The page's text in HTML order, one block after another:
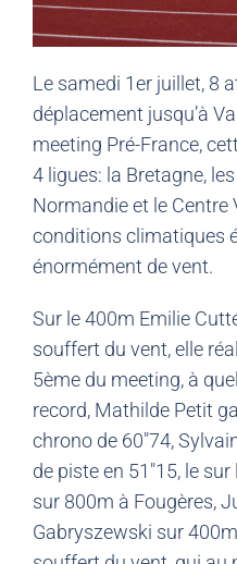
Le samedi 1er juillet, 8
déplacement jusqu’à
meeting Pré-France,
4 ligues: la Bretagne,
Normandie et le Centre
conditions climatiques
énormément de vent.
Sur le 400m Emilie
souffert du vent, elle
5ème du meeting, à
record, Mathilde Petit
chrono de 60″74,
de piste en 51″15, le
sur 800m à Fougères,
Gabryszewski sur